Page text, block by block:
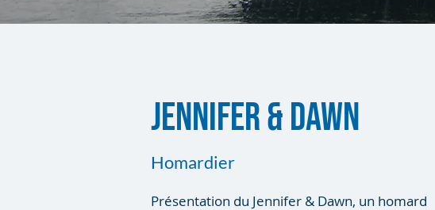
jennifer & dawn
Homardier
Présentation du Jennifer & Dawn, un homard